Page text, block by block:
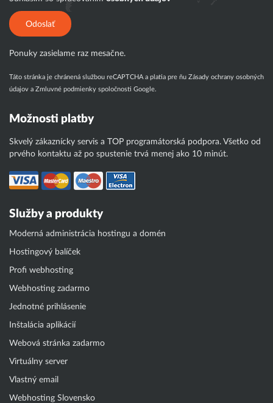
Odoslať
Ponuky zasielame raz mesačne.
Táto stránka je chránená službou reCAPTCHA a platia pre ňu Zásady ochrany osobných
údajov a Zmluvné podmienky spoločnosti Google.
Možnosti platby
Skvelý zákaznícky servis a TOP programátorská podpora. Všetko od
prvého kontaktu až po spustenie trvá menej ako 10 minút.
Služby a produkty
Moderná administrácia hostingu a domén
Hostingový balíček
Profi webhosting
Webhosting zadarmo
Jednotné prihlásenie
Inštalácia aplikácií
Webová stránka zadarmo
Virtuálny server
Vlastný email
Webhosting Slovensko